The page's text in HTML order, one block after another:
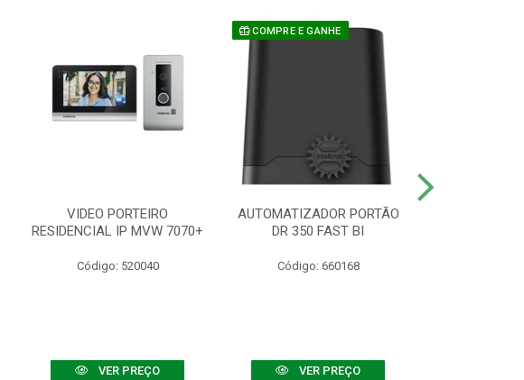
VIDEO PORTEIRO
RESIDENCIAL IP MVW 7070+
Código: 520040
VER PREÇO
COMPRE E GANHE
AUTOMATIZADOR PORTÃO
DR 350 FAST BI
Código: 660168
VER PREÇO